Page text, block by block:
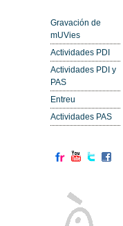
Gravación de
mUVies
Actividades PDI
Actividades PDI y
PAS
Entreu
Actividades PAS